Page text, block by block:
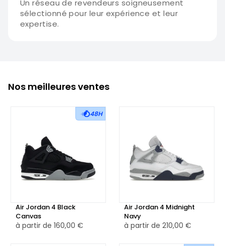
Un réseau de revendeurs soigneusement
sélectionné pour leur expérience et leur
expertise.
Nos meilleures ventes
48H
Air Jordan 4 Black
Canvas
à partir de 160,00 €
Air Jordan 4 Midnight
Navy
à partir de 210,00 €